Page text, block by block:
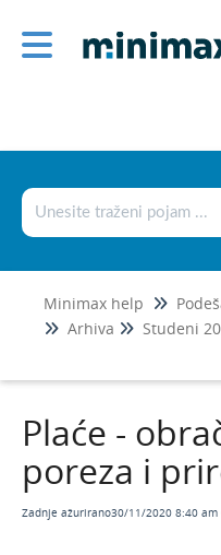
Minimax help
Arhiva
Studeni
Korisnici i njihova
Licence
Postavke organizacije
Šifrarnici
Uvoz i izvoz podataka
Srpanj 2026.
Svibanj 2026.
Veljača 2026.
Plaće -
poreza i
Zadnje ažurirano30/11/2020 8:40 am